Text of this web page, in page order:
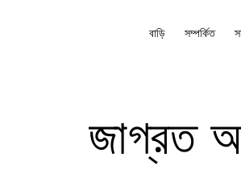
বাড়ি সম্পর্কিত
জাগ্রত